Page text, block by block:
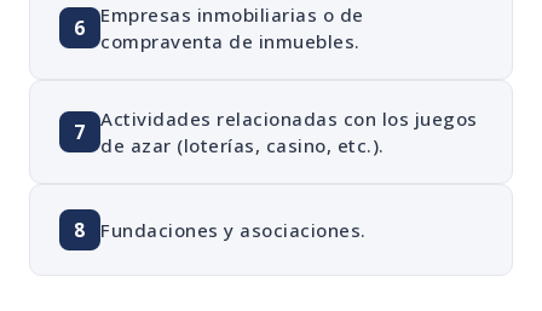
6
Empresas inmobiliarias o de
compraventa de inmuebles.
7
Actividades relacionadas con los juegos
de azar (loterías, casino, etc.).
8 Fundaciones y asociaciones.